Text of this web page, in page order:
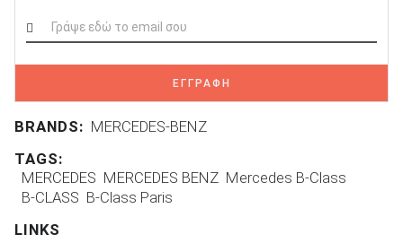
ΕΓΓΡΑΦΗ
BRANDS: MERCEDES-BENZ
TAGS:
MERCEDES MERCEDES BENZ Mercedes B-Class
B-CLASS B-Class Paris
LINKS